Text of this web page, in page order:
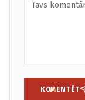
KOMENTĒT